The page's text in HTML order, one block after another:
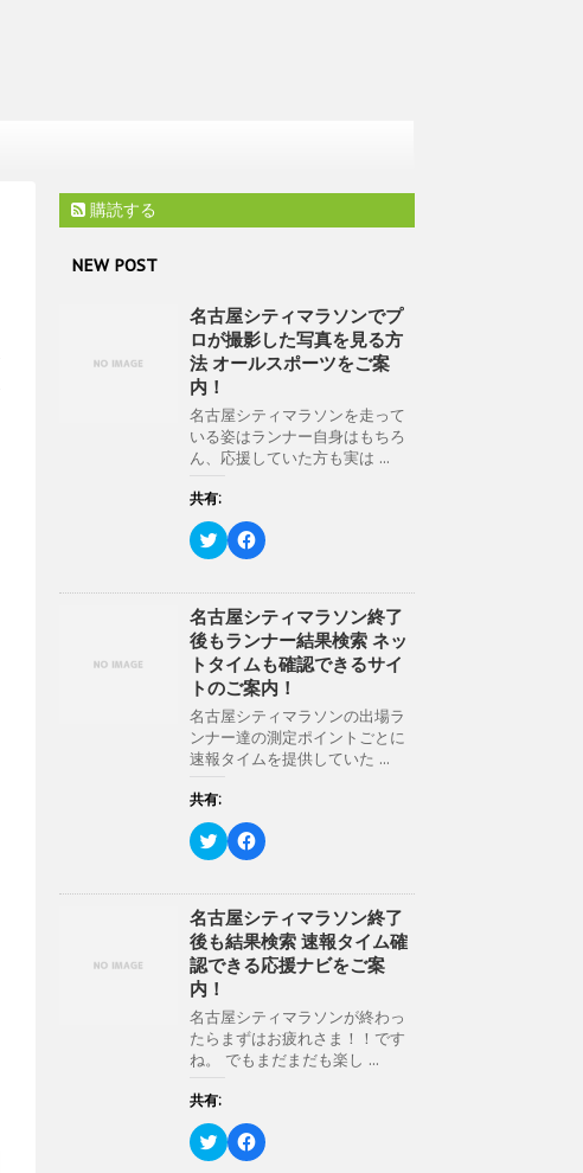
購読する
NEW POST
名古屋シティマラソンでプ
ロが撮影した写真を見る方
法 オールスポーツをご案
内！
名古屋シティマラソンを走って
いる姿はランナー自身はもちろ
ん、応援していた方も実は ...
共有:
ク
リ
し
て
T
w
i
t
t
e
r
で
共
有
新
い
ウ
ィ
ド
ウ
で
開
き
ま
F
a
b
o
o
k
で
共
有
す
る
に
は
ク
し
て
く
さ
い
(
新
し
い
ン
ド
ウ
で
す
)
名古屋シティマラソン終了
後もランナー結果検索 ネッ
トタイムも確認できるサイ
トのご案内！
名古屋シティマラソンの出場ラ
ンナー達の測定ポイントごとに
速報タイムを提供していた ...
共有:
ク
リ
し
て
T
w
i
t
e
r
で
共
有
新
い
ウ
ィ
F
a
b
o
o
k
で
共
す
る
に
は
ク
し
て
く
名古屋シティマラソン終了
後も結果検索 速報タイム確
認できる応援ナビをご案
内！
名古屋シティマラソンが終わっ
たらまずはお疲れさま！！です
ね。 でもまだまだも楽し ...
共有:
ク
リ
F
a